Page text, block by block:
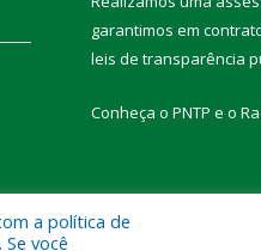
garantimos em
leis de transparência
Conheça o PNTP e o
Mapa do Site
a política de
Se você